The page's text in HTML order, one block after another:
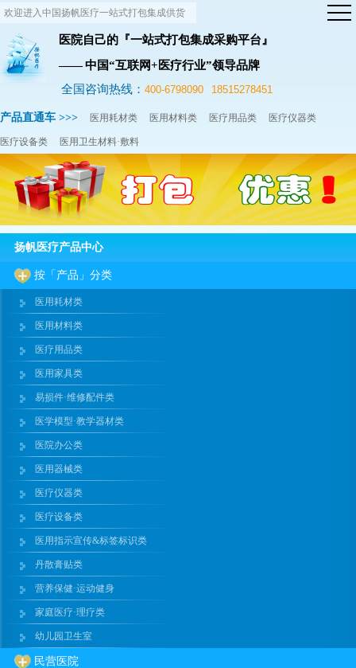
欢迎进入中国扬帆医疗一站式打包集成供货
网站！
全国咨询热线： 400-6798090 18515278451
医院自己的『一站式打包集成采购平台』
—— 中国“互联网+医疗行业”领导品牌
产品直通车 >>> 医用耗材类 医用材料类 医疗用品类 医疗仪器类
医疗设备类 医用卫生材料·敷料
扬帆医疗产品中心
按「产品」分类
医用耗材类
医用材料类
医疗用品类
医用家具类
易损件·维修配件类
医学模型·教学器材类
医院办公类
医用器械类
医疗仪器类
医疗设备类
医用指示宣传&标签标识类
丹散膏贴类
营养保健·运动健身
家庭医疗·理疗类
幼儿园卫生室
民营医院